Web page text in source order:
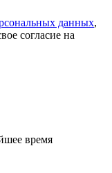
данных,
согласие на
время